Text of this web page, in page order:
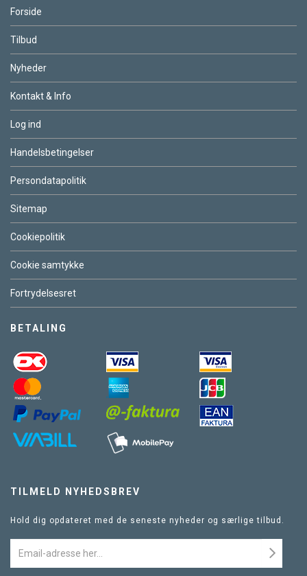
Forside
Tilbud
Nyheder
Kontakt & Info
Log ind
Handelsbetingelser
Persondatapolitik
Sitemap
Cookiepolitik
Cookie samtykke
Fortrydelsesret
BETALING
TILMELD NYHEDSBREV
Hold dig opdateret med de seneste nyheder og særlige tilbud.